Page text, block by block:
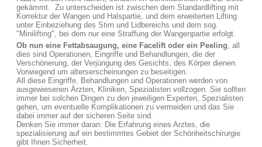
gekämmt. Zu unterscheiden ist zwischen dem Standardlifting mit
Korrektur der Wangen und Halspartie, und dem erweiterten Lifting
unter Einbeziehung des Stirn und Lidbereichs und dem sog.
"Minilifting", bei dem nur eine Straffung der Wangenpartie erfolgt.
Ob nun eine Fettabsaugung, eine Facelift oder ein Peeling, all
dies sind Operationen, Eingriffe und Behandlungen, die der
Verschönerung, der Verjüngung des Gesichts, des Körper dienen.
Vorwiegend um alterserscheinungen zu beseitigen.
All diese Eingriffe, Behandlungen und Operationen werden von
ausgewiesenen Ärzten, Kliniken, Spezialisten vollzogen. Sie sollten
immer bei solchen Dingen zu den jeweiligen Experten, Spezialisten
gehen, um eventuelle Komplikationen zu vermeiden und das Sie
dabei immer auf der sicheren Seite sind.
Denken Sie immer daran: Die Erfahrung eines Arztes, die
spezialisierung auf ein bestimmtes Gebiet der Schönheitschirurgie
gibt Ihnen Sicherheit.